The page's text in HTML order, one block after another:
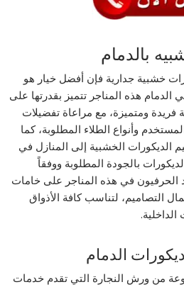
بالدمام
خشبية جدارية فإن أفضل خيار هو
هذه المناجر تتميز بقدرتها على
ومتميزة، مع مراعاة تفضيلات
وأنواع الطلاء المطلوبة، كما
الديكورات الخشبية إلى المنازل في
بالجودة المطلوبة ووفقاً
الحرفيون في هذه المناجر على خامات
التصاميم، لتناسب كافة الأذواق
الدمام
من ورش النجارة التي تقدم خدمات